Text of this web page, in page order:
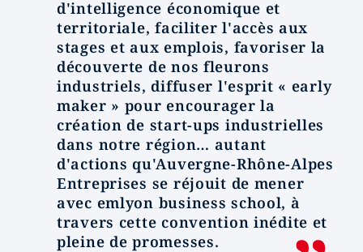
d'intelligence économique et
territoriale, faciliter l'accès aux
stages et aux emplois, favoriser la
découverte de nos fleurons
industriels, diffuser l'esprit « early
maker » pour encourager la
création de start-ups industrielles
dans notre région… autant
d'actions qu'Auvergne-Rhône-Alpes
Entreprises se réjouit de mener
avec emlyon business school, à
travers cette convention inédite et
pleine de promesses.